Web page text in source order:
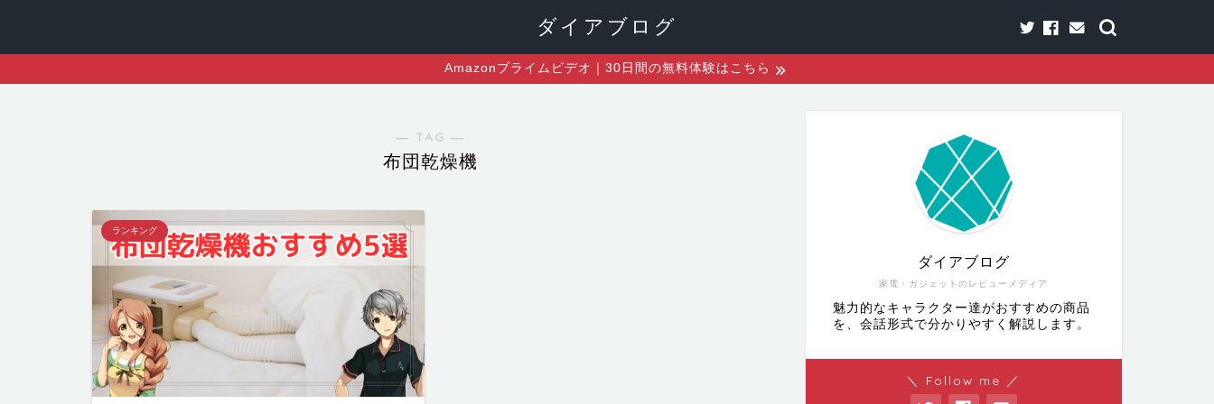
ダイアブログ
Amazonプライムビデオ｜30日間の無料体験はこちら
― TAG ―
布団乾燥機
ランキング
家電・ガジェットのレビューメディア
ダイアブログ
魅力的なキャラクター達がおすすめの商品
を、会話形式で分かりやすく解説します。
＼ Follow me ／